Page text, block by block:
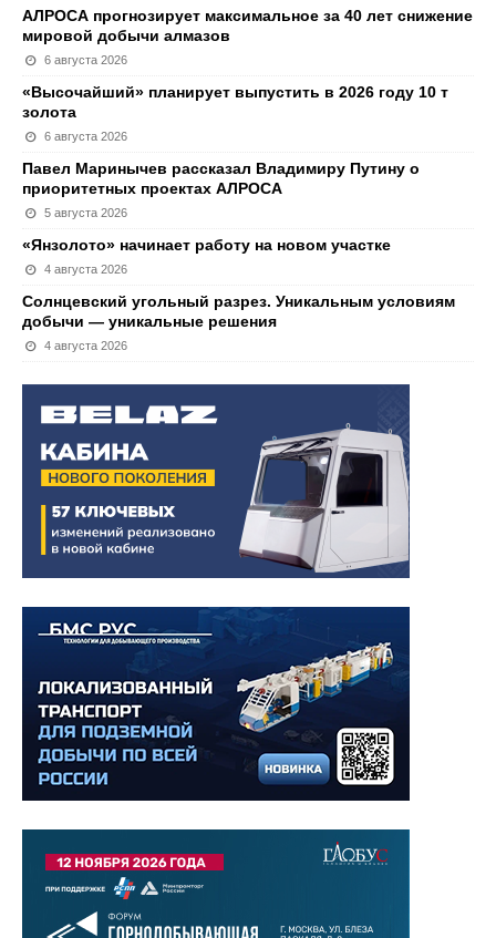
АЛРОСА прогнозирует максимальное за 40 лет снижение
мировой добычи алмазов
6 августа 2026
«Высочайший» планирует выпустить в 2026 году 10 т
золота
6 августа 2026
Павел Маринычев рассказал Владимиру Путину о
приоритетных проектах АЛРОСА
5 августа 2026
«Янзолото» начинает работу на новом участке
4 августа 2026
Солнцевский угольный разрез. Уникальным условиям
добычи — уникальные решения
4 августа 2026